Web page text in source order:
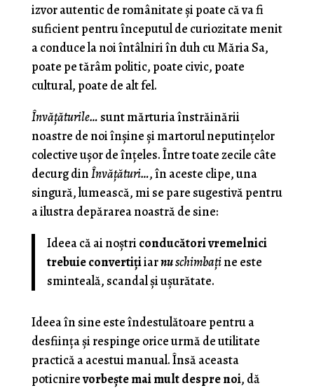
izvor autentic de românitate şi poate că va fi
suficient pentru începutul de curiozitate menit
a conduce la noi întâlniri în duh cu Măria Sa,
poate pe tărâm politic, poate civic, poate
cultural, poate de alt fel.
Învăţăturile… sunt mărturia înstrăinării
noastre de noi înşine şi martorul neputinţelor
colective uşor de înţeles. Între toate zecile câte
decurg dinÎnvăţături…, în aceste clipe, una
singură, lumească, mi se pare sugestivă pentru
a ilustra depărarea noastră de sine:
Ideea că ai noştri conducători vremelnici
trebuie convertiţiiarnuschimbaţine este
sminteală, scandal şi uşurătate.
Ideea în sine este îndestulătoare pentru a
desfiinţa şi respinge orice urmă de utilitate
practică a acestui manual. Însă aceasta
poticnirevorbeşte mai mult despre noi, dă